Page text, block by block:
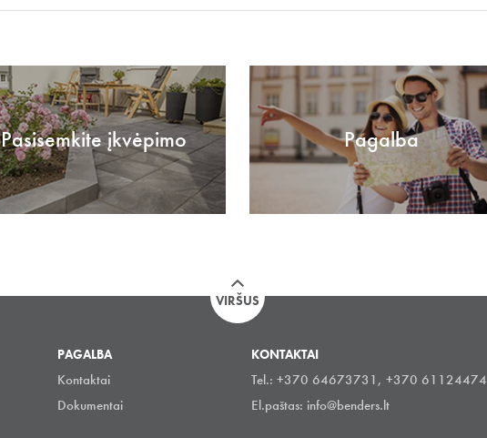
Pasisemkite įkvėpimo Pagalba
VIRŠUS
PAGALBA
Kontaktai
Dokumentai
KONTAKTAI
Tel.: +370 64673731, +370 61124474
El.paštas: info@benders.lt